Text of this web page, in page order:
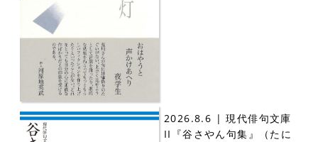
2026.8.6 | 現代俳句文庫
II『谷さやん句集』（たに